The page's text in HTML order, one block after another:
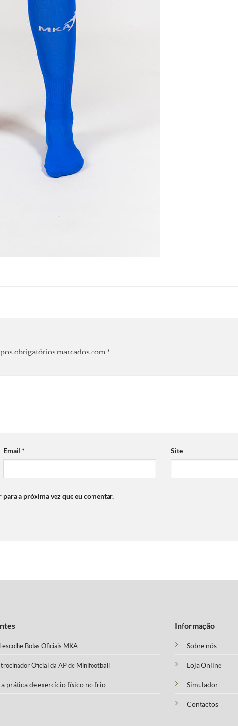
obrigatórios marcados com *
Email* Site
para a próxima vez que eu comentar.
Bolas Oficiais MKA
Oficial da AP de Minifootball
a prática de exercício físico no frio
Informação
Sobre nós
Loja Online
Simulador
Contactos